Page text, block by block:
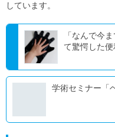
しています。
「なんで今
て驚愕した
学術セミナー「